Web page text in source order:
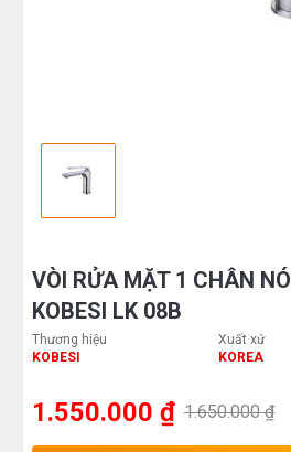
VÒI RỬA MẶT 1 CHÂN
KOBESI LK 08B
Thương hiệu
KOBESI
Xuất xứ
KOREA
1.550.000 ₫ 1.650.000 ₫